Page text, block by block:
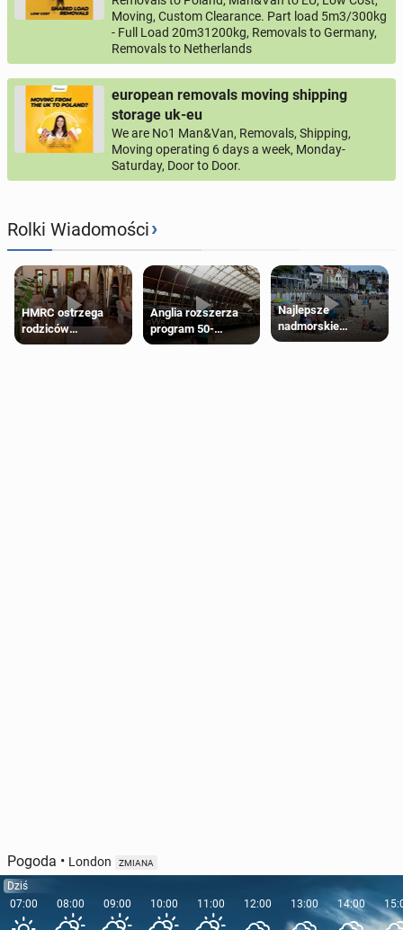
Moving, Custom Clearance. Part load 5m3/300kg
- Full Load 20m31200kg, Removals to Germany,
Removals to Netherlands
european removals moving shipping
storage uk-eu
We are No1 Man&Van, Removals, Shipping,
Moving operating 6 days a week, Monday-
Saturday, Door to Door.
Rolki Wiadomości›
HMRC ostrzega
rodziców
pobierających Child
Anglia rozszerza
program 50-
procentowych
Najlepsze
nadmorskie
miasteczko blisko
Pogoda • London ZMIANA
Dziś
07:00
08:00 09:00 10:00 11:00 12:00 13:00 14:00